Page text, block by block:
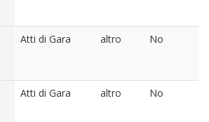
Atti di Gara altro No
Atti di Gara altro No